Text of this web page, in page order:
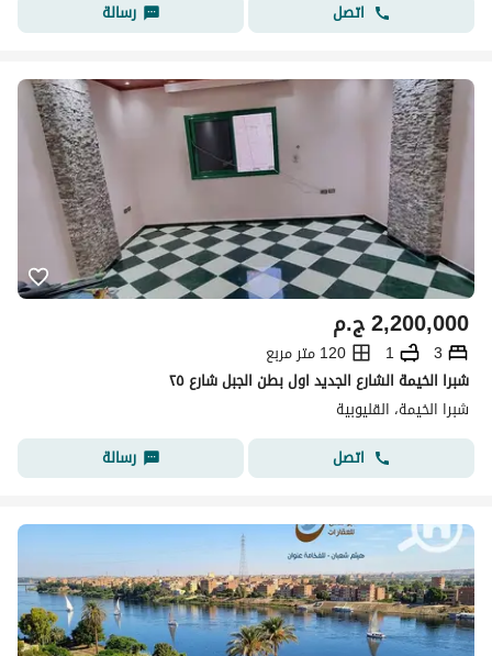
اتصل
رسالة
ج.م2,200,000
3
1
120 متر مربع
شبرا الخيمة الشارع الجديد اول بطن الجبل شارع ٢٥
شبرا الخيمة، القليوبية
اتصل
رسالة